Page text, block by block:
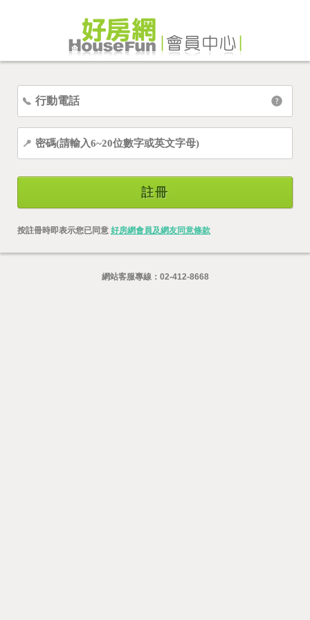
註冊
按註冊時即表示您已同意 好房網會員及網友同意條款
網站客服專線： 02-412-8668